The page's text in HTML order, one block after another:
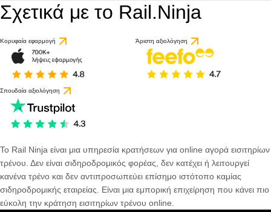
Σχετικά με το Rail.Ninja
Κορυφαία εφαρμογή Άριστη αξιολόγηση
Σπουδαία αξιολόγηση
Το Rail Ninja είναι μια υπηρεσία κρατήσεων για online αγορά εισιτηρίων
τρένου. Δεν είναι σιδηροδρομικός φορέας, δεν κατέχει ή λειτουργεί
κανένα τρένο και δεν αντιπροσωπεύει επίσημο ιστότοπο καμίας
σιδηροδρομικής εταιρείας. Είναι μια εμπορική επιχείρηση που κάνει πιο
εύκολη την κράτηση εισιτηρίων τρένου online.